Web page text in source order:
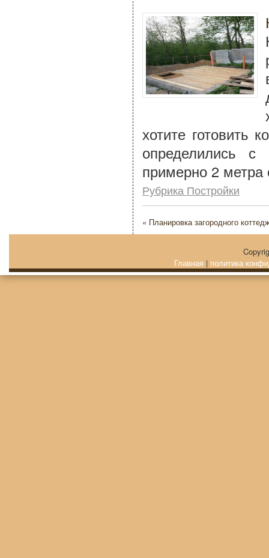
хотите готовить
определились
примерно 2
Рубрика Постройки
« Планировка загородного
Главная | политика